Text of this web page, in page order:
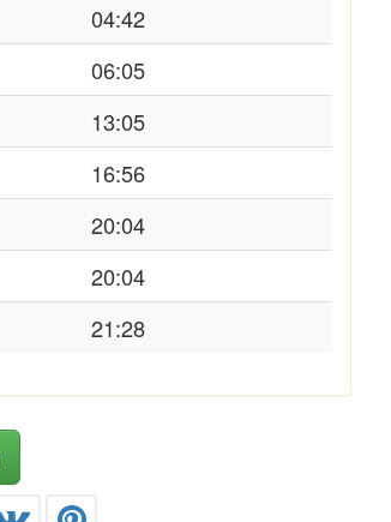
04:42
06:05
13:05
16:56
20:04
20:04
21:28